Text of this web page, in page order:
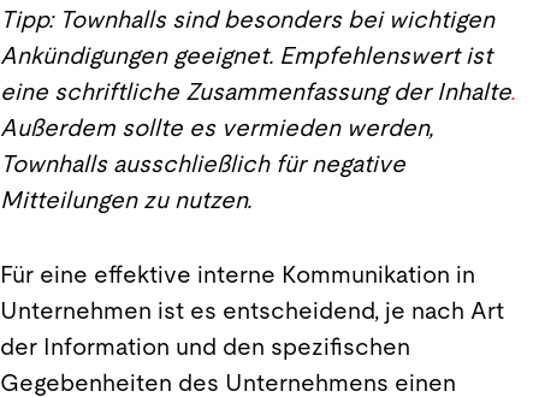
Tipp: Townhalls sind besonders bei wichtigen
Ankündigungen geeignet. Empfehlenswert ist
eine schriftliche Zusammenfassung der Inhalte.
Außerdem sollte es vermieden werden,
Townhalls ausschließlich für negative
Mitteilungen zu nutzen.
Für eine effektive interne Kommunikation in
Unternehmen ist es entscheidend, je nach Art
der Information und den spezifischen
Gegebenheiten des Unternehmens einen